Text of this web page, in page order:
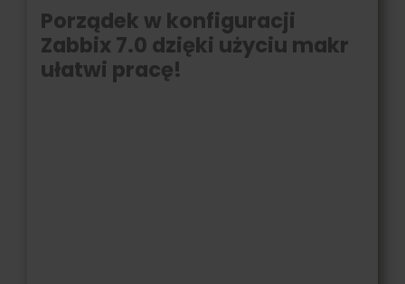
Porządek w konfiguracji
Zabbix 7.0 dzięki użyciu makr
ułatwi pracę!